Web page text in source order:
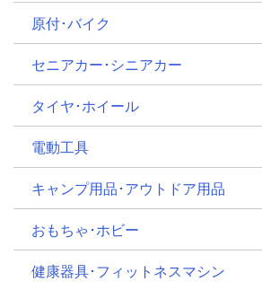
原付･バイク
セニアカー･シニアカー
タイヤ･ホイール
電動工具
キャンプ用品･アウトドア用品
おもちゃ･ホビー
健康器具･フィットネスマシン